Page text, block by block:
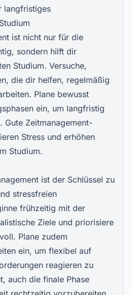
langfristiges
ist nicht nur für die
sondern hilft dir
Studium. Versuche,
die dir helfen, regelmäßig
Plane bewusst
ein, um langfristig
Zeitmanagement-
Stress und erhöhen
Studium.
ist der Schlüssel zu
stressfreien
frühzeitig mit der
Ziele und priorisiere
Plane zudem
ein, um flexibel auf
reagieren zu
auch die finale Phase